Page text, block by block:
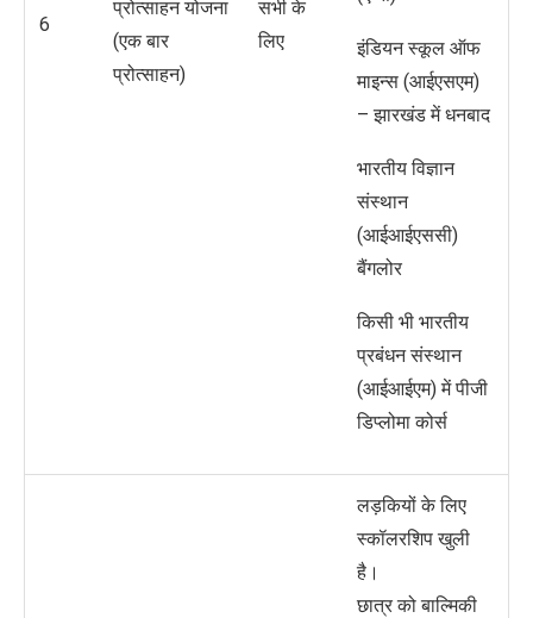
6
प्रोत्साहन योजना
(एक बार
प्रोत्साहन)
सभी के
लिए
इंडियन स्कूल ऑफ
माइन्स (आईएसएम)
– झारखंड में धनबाद
भारतीय विज्ञान
संस्थान
(आईआईएससी)
बैंगलोर
किसी भी भारतीय
प्रबंधन संस्थान
(आईआईएम) में पीजी
डिप्लोमा कोर्स
लड़कियों के लिए
स्कॉलरशिप खुली
है।
छात्र को बाल्मिकी